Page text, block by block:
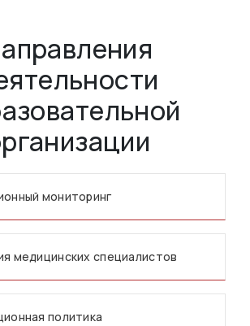
мониторинг
медицинских специалистов
политика